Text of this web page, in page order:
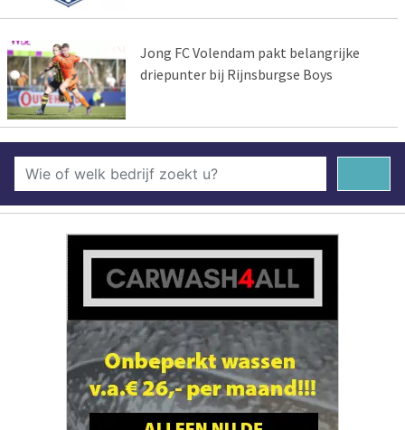
Jong FC Volendam pakt belangrijke
driepunter bij Rijnsburgse Boys